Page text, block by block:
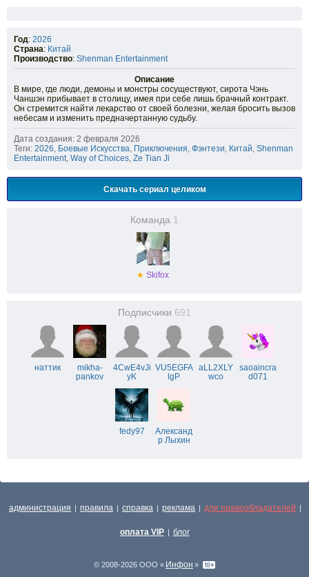
Год: 2026
Страна: Китай
Производство: Shenman Entertainment
Описание
В мире, где люди, демоны и монстры сосуществуют, сирота Чэнь
Чаншэн прибывает в столицу, имея при себе лишь брачный контракт.
Он стремится найти лекарство от своей болезни, желая бросить вызов
небесам и изменить предначертанную судьбу.
Дата создания: 2 февраля 2026
Теги: 2026, Боевые Искусства, Приключения, Фэнтези, Китай, Shenman
Entertainment, Way of Choices, Ze Tian Ji
Скачать сериал целиком
Команда 1
★ Skifox
Подписчики 691
наттик
mikha-
pankov
4CwE4vJi
yK
VU5EGFA
lgP
aLL2XLY
wco
saoaincra
d071
fedy97
Александ
р Лыхин
администрация | правила | справка | реклама | для правообладателей |
оплата VIP | блог
© 2008-2026 ООО « Инфон »